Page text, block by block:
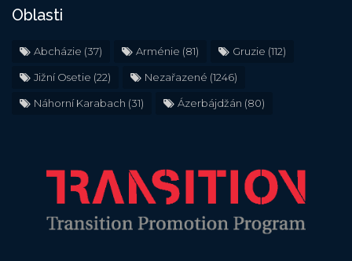
Oblasti
Abcházie (37) Arménie (81) Gruzie (112)
Jižní Osetie (22) Nezařazené (1246)
Náhorní Karabach (31) Ázerbájdžán (80)